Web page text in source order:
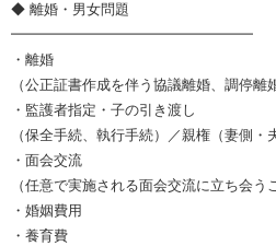
◆ 離婚・男女問題
━━━━━━━━━━━━━━━━━
・離婚
（公正証書作成を伴う協議離婚、調停離
・監護者指定・子の引き渡し
（保全手続、執行手続）／親権（妻側・
・面会交流
（任意で実施される面会交流に立ち会う
・婚姻費用
・養育費